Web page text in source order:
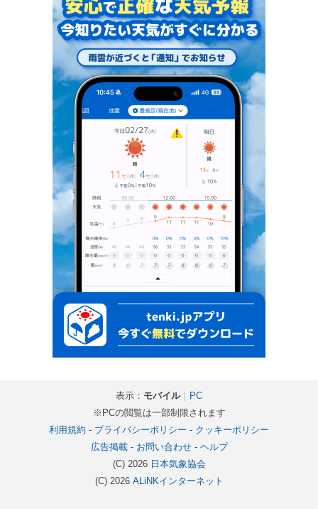
表示： モバイル｜ PC
※PCの閲覧は一部制限されます
利用規約 - プライバシーポリシー - クッキーポリシー
広告掲載- お問い合わせ- ヘルプ
(C) 2026 日本気象協会
(C) 2026 ALiNKインターネット